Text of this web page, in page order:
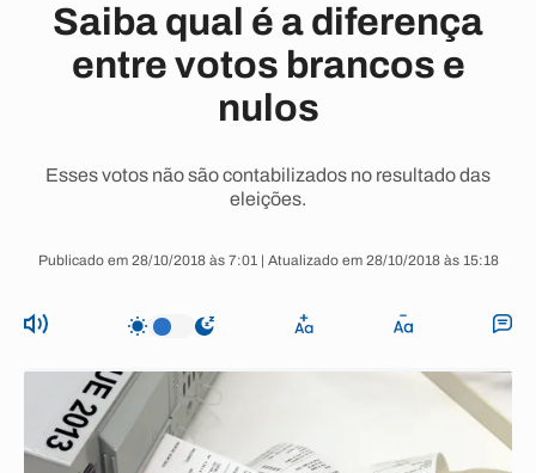
Saiba qual é a diferença
entre votos brancos e
nulos
Esses votos não são contabilizados no resultado das
eleições.
Publicado em 28/10/2018 às 7:01 | Atualizado em 28/10/2018 às 15:18